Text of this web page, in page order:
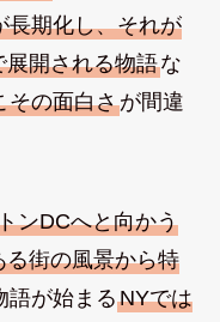
長期化し、それが
開される物語な
その面白さが間違
ンDCへと向かう
街の風景から特
語が始まるNYでは